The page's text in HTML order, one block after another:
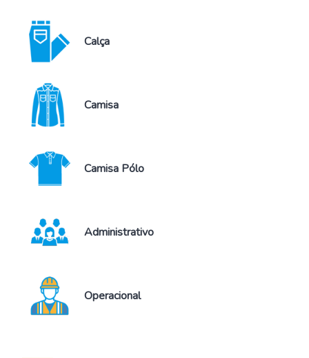
Calça
Camisa
Camisa Pólo
Administrativo
Operacional